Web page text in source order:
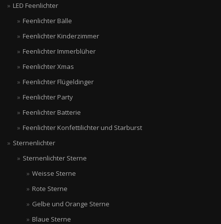
LED Feenlichter
Feenlichter Bälle
Feenlichter Kinderzimmer
Feenlichter Immerblüher
Feenlichter Xmas
Feenlichter Flügeldinger
Feenlichter Party
Feenlichter Batterie
Feenlichter Konfettilichter und Starburst
Sternenlichter
Sternenlichter Sterne
Weisse Sterne
Rote Sterne
Gelbe und Orange Sterne
Blaue Sterne